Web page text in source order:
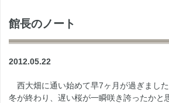
館長のノート
2012.05.22
西大畑に通い始めて早7ヶ月が過ぎまし
冬が終わり、遅い桜が一瞬咲き誇ったかと